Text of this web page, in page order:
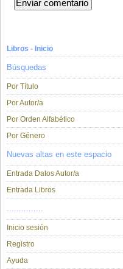
Libros - Inicio
Búsquedas
Por Título
Por Autor/a
Por Orden Alfabético
Por Género
Nuevas altas en este espacio
Entrada Datos Autor/a
Entrada Libros
...............
Inicio sesión
Registro
Ayuda